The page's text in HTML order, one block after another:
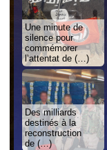
Une minute de
silence pour
commémorer
l’attentat de (…)
Des milliards
destinés à la
reconstruction
de (…)